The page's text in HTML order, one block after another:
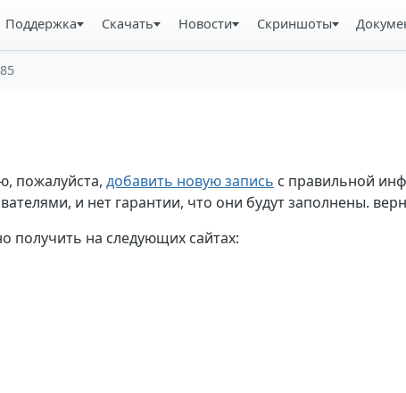
Поддержка Скачать Новости Скриншоты
пожалуйста, добавить новую запись с правильной
и нет гарантии, что они будут заполнены.
на следующих сайтах: